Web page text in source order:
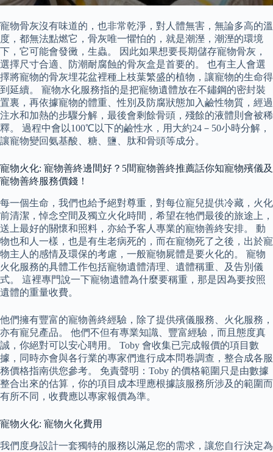
寵物骨灰沒有味道的，也非常乾淨，對人體無害，無論多高的溫
度，都無法點燃它，骨灰唯一懼怕的，就是潮溼，潮溼的環境
下，它可能會發黴，生蟲。 因此如果想要長期儲存寵物骨灰，
選擇尺寸合適、防潮耐腐蝕的骨灰盒是首要的。 也有主人會選
擇將寵物的骨灰埋花盆裡種上枝葉繁盛的植物，讓寵物的生命得
到延續。 寵物水化服務指的是把寵物遺體放在不鏽鋼的密封裝
置裏，再依據寵物的體重、性別及防腐狀態加入鹼性物質，經過
注水和加熱的步驟分解，最後會剩餘骨頭，殘餘的液體則會被稀
釋。 過程中會以100℃以下的鹼性水，用大約24－50小時分解，
讓寵物變回氨基酸、糖、鹽、肽和骨頭等成分。
寵物火化: 寵物善終邊間好？5間寵物善終推薦話你知寵物殯儀及
寵物善終服務價錢！
每一個生命，我們也給予絕對尊重，對每位寵兒提供冷藏，火化
前清潔，悼念空間及獨立火化時間，希望在牠們最後的旅途上，
送上最好的關懷和照料，亦給予客人專業的寵物善終安排。 動
物也和人一樣，也是有生老病死的，而在寵物死了之後，出於寵
物主人的感情及環保的考慮，一般寵物屍體是要火化的。 寵物
火化服務的具體工作包括寵物遺體清理、遺體稱重、及告別儀
式。 這裡專門說一下寵物遺體為什麼要稱重，那是因為要按照
遺體的重量收費。
他們擁有豐富的寵物善終經驗，除了提供殯儀服務、火化服務，
亦有寵兒產品。 他們不但有專業知識、豐富經驗，而且態度真
誠，你絕對可以安心聘用。 Toby 會收集已完成報價的項目數
據，同時亦會與各行業的專家們進行成本問卷調查，整合成各服
務價格指南供您參考。 免責聲明：Toby 的價格範圍只是由數據
整合出來的估算，你的項目成本理應根據該服務所涉及的範圍而
有所不同，收費應以專家報價為準。
寵物火化: 寵物火化費用
我們度身設計一套獨特的服務以滿足您的需求，讓您自行決定為